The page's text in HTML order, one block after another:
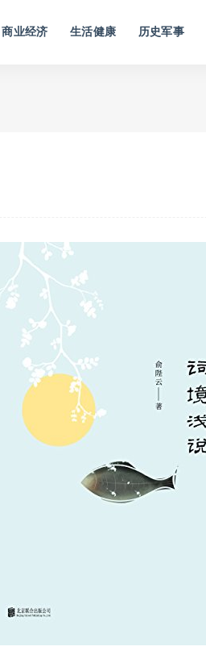
商业经济 生活健康 历史军事